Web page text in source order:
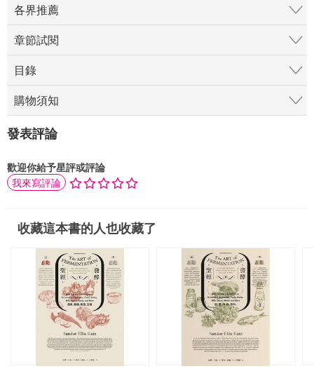
各界推薦
章節試閱
目錄
購物須知
發表評論
歡迎你給予星評或評論
我來寫評論
收藏這本書的人也收藏了